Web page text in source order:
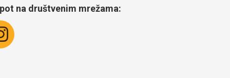
na društvenim mrežama: